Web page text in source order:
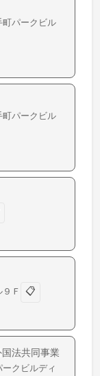
町パークビル
町パークビル
Ｆ
📋
法共同事業
ークビルディ